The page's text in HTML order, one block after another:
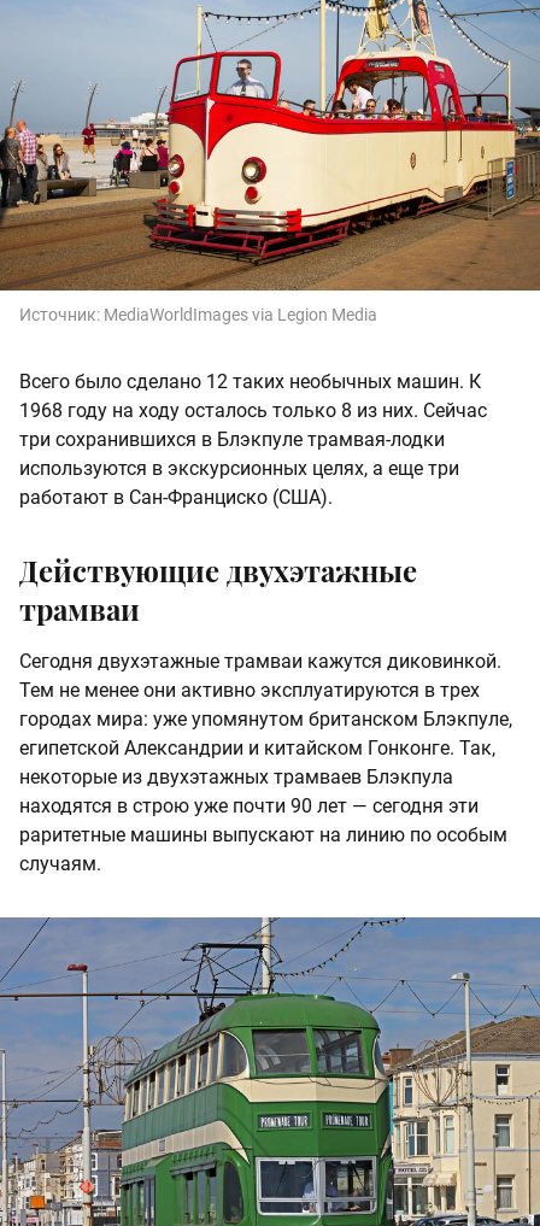
Источник: MediaWorldImages via Legion Media
Всего было сделано 12 таких необычных машин. К
1968 году на ходу осталось только 8 из них. Сейчас
три сохранившихся в Блэкпуле трамвая-лодки
используются в экскурсионных целях, а еще три
работают в Сан-Франциско (США).
Действующие двухэтажные
трамваи
Сегодня двухэтажные трамваи кажутся диковинкой.
Тем не менее они активно эксплуатируются в трех
городах мира: уже упомянутом британском Блэкпуле,
египетской Александрии и китайском Гонконге. Так,
некоторые из двухэтажных трамваев Блэкпула
находятся в строю уже почти 90 лет — сегодня эти
раритетные машины выпускают на линию по особым
случаям.